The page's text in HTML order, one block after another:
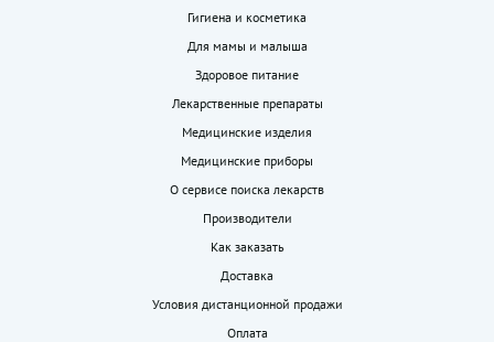
Гигиена и косметика
Для мамы и малыша
Здоровое питание
Лекарственные препараты
Медицинские изделия
Медицинские приборы
О сервисе поиска лекарств
Производители
Как заказать
Доставка
Условия дистанционной продажи
Оплата